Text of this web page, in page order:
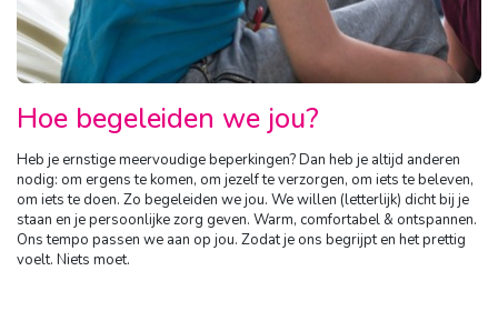
Hoe begeleiden we jou?
Heb je ernstige meervoudige beperkingen? Dan heb je altijd anderen
nodig: om ergens te komen, om jezelf te verzorgen, om iets te beleven,
om iets te doen. Zo begeleiden we jou. We willen (letterlijk) dicht bij je
staan en je persoonlijke zorg geven. Warm, comfortabel & ontspannen.
Ons tempo passen we aan op jou. Zodat je ons begrijpt en het prettig
voelt. Niets moet.